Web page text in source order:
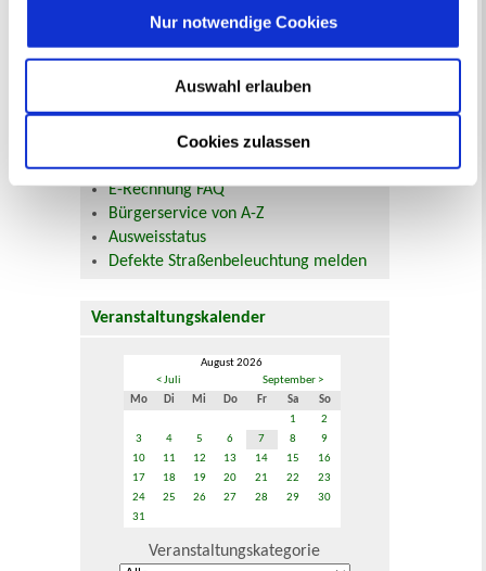
Cookies zulassen
Auswahl erlauben
Nur notwendige Cookies
Beurkundung Vaterschaft, Sorge
und Unterhalt
Urkundenservice
Online-Service (Serviceportal)
Kontaktformular
Öffnungszeiten
E-Rechnung FAQ
Bürgerservice von A-Z
Ausweisstatus
Defekte Straßenbeleuchtung melden
Veranstaltungskalender
August 2026
< Juli
September >
Mo
Di Mi Do Fr Sa
So
1
2
3
4 5 6 7 8
9
10
11 12 13 14 15
16
17
18 19 20 21 22
23
24
25 26 27 28 29
30
31
Veranstaltungskategorie